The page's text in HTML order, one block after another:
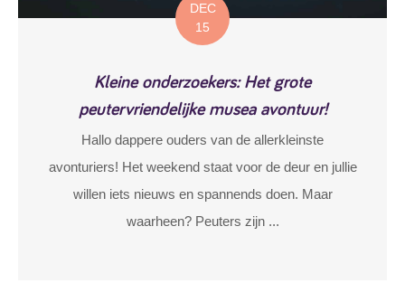
DEC
15
Kleine onderzoekers: Het grote
peutervriendelijke musea avontuur!
Hallo dappere ouders van de allerkleinste
avonturiers! Het weekend staat voor de deur en jullie
willen iets nieuws en spannends doen. Maar
waarheen? Peuters zijn ...